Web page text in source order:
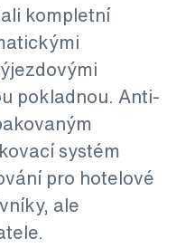
kompletní
pokladnou. Anti-
systém
pro hotelové
ale